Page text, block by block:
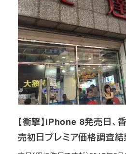
【衝撃】iPhone 8発売日、
売初日プレミア価格調査結